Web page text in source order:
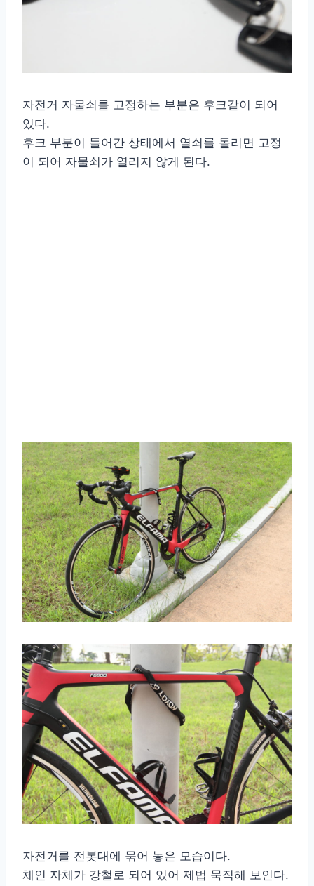
자전거 자물쇠를 고정하는 부분은 후크같이 되어
있다.
후크 부분이 들어간 상태에서 열쇠를 돌리면 고정
이 되어 자물쇠가 열리지 않게 된다.
자전거를 전봇대에 묶어 놓은 모습이다.
체인 자체가 강철로 되어 있어 제법 묵직해 보인다.